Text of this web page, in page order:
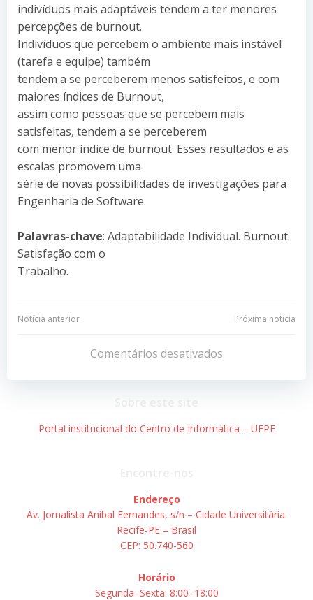
indivíduos mais adaptáveis tendem a ter menores
percepções de burnout.
Indivíduos que percebem o ambiente mais instável
(tarefa e equipe) também
tendem a se perceberem menos satisfeitos, e com
maiores índices de Burnout,
assim como pessoas que se percebem mais
satisfeitas, tendem a se perceberem
com menor índice de burnout. Esses resultados e as
escalas promovem uma
série de novas possibilidades de investigações para
Engenharia de Software.
Palavras-chave: Adaptabilidade Individual. Burnout.
Satisfação com o
Trabalho.
Navegação
Post
Notícia anterior
Navegação
de
Post
Próxima notícia
Comentários desativados
Portal institucional do Centro de Informática – UFPE
Endereço
Av. Jornalista Aníbal Fernandes, s/n – Cidade Universitária.
Recife-PE – Brasil
CEP: 50.740-560
Horário
Segunda–Sexta: 8:00–18:00